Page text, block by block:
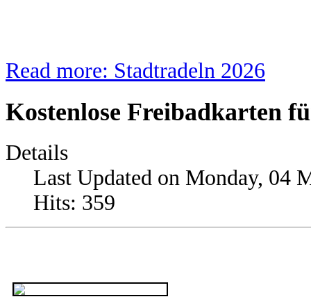
Read more: Stadtradeln 2026
Kostenlose Freibadkarten
Details
Last Updated on Monday, 04
Hits: 359